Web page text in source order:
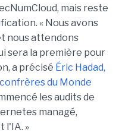
mais reste
« Nous avons
nous attendons
sera la première pour
a précisé Éric Hadad,
du Monde
les audits de
managé,
l'IA. »